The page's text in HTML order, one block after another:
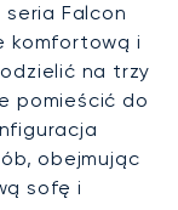
seria Falcon
komfortową i
na trzy
pomieścić do
obejmując
sofę i